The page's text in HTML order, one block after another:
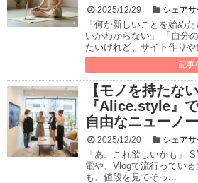
2025/12/29 シェアサ
「何か新しいことを始め
いかわからない」 「自分
たいけれど、サイト作りや
記事
【モノを持たな
『Alice.style』
自由なニューノ
2025/12/20 シェアサ
「あ、これ欲しいかも」
電や、Vlogで流行ってい
も、値段を見てそっ...